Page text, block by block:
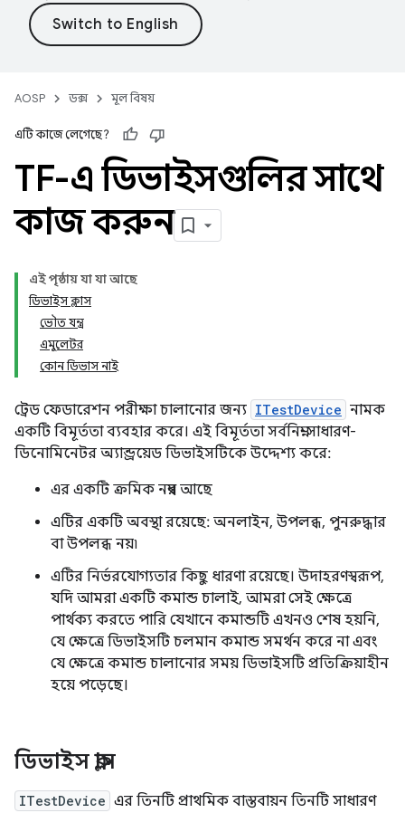
AOSP ডক্স মূল বিষয়
এটি কাজে লেগেছে?
TF-এ ডিভাইসগুলির সাথে
কাজ করুন
এই পৃষ্ঠায় যা যা আছে
ডিভাইস ক্লাস
ভৌত যন্ত্র
এমুলেটর
কোন ডিভাস নাই
ট্রেড ফেডারেশন পরীক্ষা চালানোর জন্য ITestDevice নামক
একটি বিমূর্ততা ব্যবহার করে। এই বিমূর্ততা সর্বনিম্ন-সাধারণ-
ডিনোমিনেটর অ্যান্ড্রয়েড ডিভাইসটিকে উদ্দেশ্য করে:
এর একটি ক্রমিক নম্বর আছে
এটির একটি অবস্থা রয়েছে: অনলাইন, উপলব্ধ, পুনরুদ্ধার
বা উপলব্ধ নয়৷
এটির নির্ভরযোগ্যতার কিছু ধারণা রয়েছে। উদাহরণস্বরূপ,
যদি আমরা একটি কমান্ড চালাই, আমরা সেই ক্ষেত্রে
পার্থক্য করতে পারি যেখানে কমান্ডটি এখনও শেষ হয়নি,
যে ক্ষেত্রে ডিভাইসটি চলমান কমান্ড সমর্থন করে না এবং
যে ক্ষেত্রে কমান্ড চালানোর সময় ডিভাইসটি প্রতিক্রিয়াহীন
হয়ে পড়েছে।
ডিভাইস ক্লাস
ITestDevice এর তিনটি প্রাথমিক বাস্তবায়ন তিনটি সাধারণ